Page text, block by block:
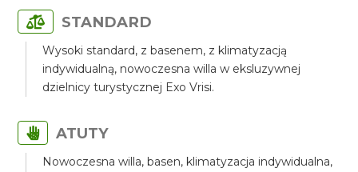
STANDARD
Wysoki standard, z basenem, z klimatyzacją
indywidualną, nowoczesna willa w eksluzywnej
dzielnicy turystycznej Exo Vrisi.
ATUTY
Nowoczesna willa, basen, klimatyzacja indywidualna,